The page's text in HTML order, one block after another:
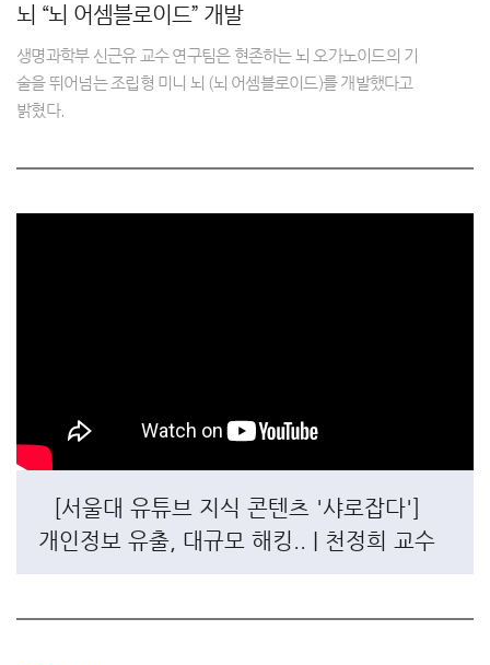
뇌 “뇌 어셈블로이드” 개발
생명과학부 신근유 교수 연구팀은 현존하는 뇌 오가노이드의 기
술을 뛰어넘는 조립형 미니 뇌 (뇌 어셈블로이드)를 개발했다고
밝혔다.
[서울대 유튜브 지식 콘텐츠 '샤로잡다']
개인정보 유출, 대규모 해킹.. | 천정희 교수